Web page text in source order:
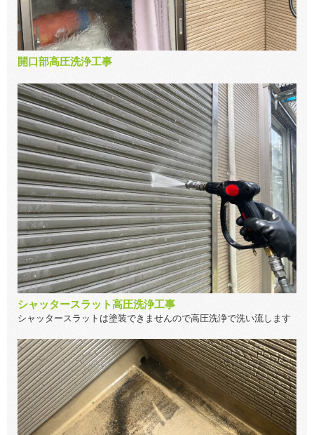
開口部高圧洗浄工事
シャッタースラット高圧洗浄工事
シャッタースラットは塗装できませんので高圧洗浄で洗い流します